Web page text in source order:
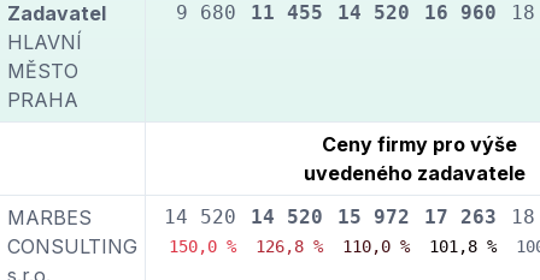
Zadavatel
HLAVNÍ
MĚSTO
PRAHA
9 680 11 455 14 520 16 960
Ceny firmy pro výše
uvedeného zadavatele
MARBES
CONSULTING
14 520
150,0 %
14 520
126,8 %
15 972
110,0 %
17 263
101,8 %